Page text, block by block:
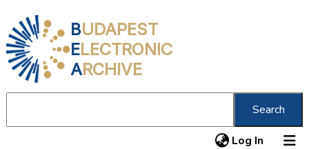
BUDAPEST
ELECTRONIC
ARCHIVE
Search
Log In (current)